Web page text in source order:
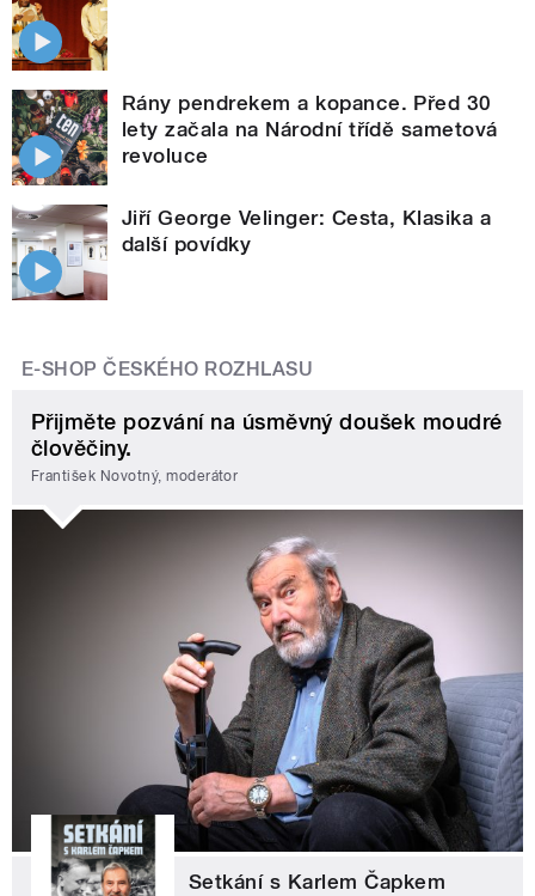
Rány pendrekem a kopance. Před 30
lety začala na Národní třídě sametová
revoluce
Jiří George Velinger: Cesta, Klasika a
další povídky
E-SHOP ČESKÉHO ROZHLASU
Přijměte pozvání na úsměvný doušek moudré
člověčiny.
František Novotný, moderátor
Setkání s Karlem Čapkem